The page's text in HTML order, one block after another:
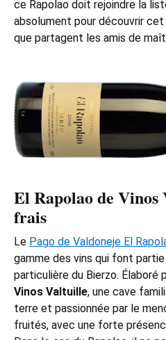
ce Rapolao doit rejoindre la
absolument pour découvrir
que partagent les amis de
El Rapolao de Vinos
frais
Le Pago de Valdoneje El
gamme des vins qui font
particulière du Bierzo. Élaboré
Vinos Valtuille, une cave
terre et passionnée par le
fruités, avec une forte